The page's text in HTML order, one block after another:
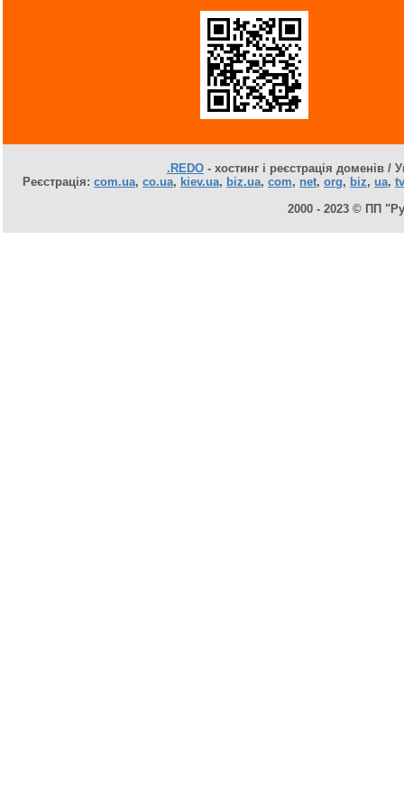
.REDO - хостинг і реєстрація доменів /
Реєстрація: com.ua, co.ua, kiev.ua, biz.ua, com, net, org, biz, ua, tv
2000 - 2023 © ПП